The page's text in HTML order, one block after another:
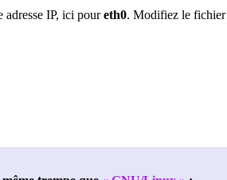
adresse IP, ici poureth0. Modifiez le fichier